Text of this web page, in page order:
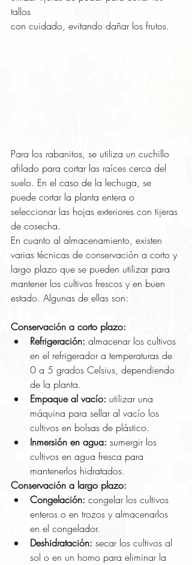
tallos
con cuidado, evitando dañar los frutos.
Para los rabanitos, se utiliza un cuchillo
afilado para cortar las raíces cerca del
suelo. En el caso de la lechuga, se
puede cortar la planta entera o
seleccionar las hojas exteriores con tijeras
de cosecha.
En cuanto al almacenamiento, existen
varias técnicas de conservación a corto y
largo plazo que se pueden utilizar para
mantener los cultivos frescos y en buen
estado. Algunas de ellas son:
Conservación a corto plazo:
Refrigeración: almacenar los cultivos
en el refrigerador a temperaturas de
0 a 5 grados Celsius, dependiendo
de la planta.
Empaque al vacío: utilizar una
máquina para sellar al vacío los
cultivos en bolsas de plástico.
Inmersión en agua: sumergir los
cultivos en agua fresca para
mantenerlos hidratados.
Conservación a largo plazo:
Congelación: congelar los cultivos
enteros o en trozos y almacenarlos
en el congelador.
Deshidratación: secar los cultivos al
sol o en un horno para eliminar la